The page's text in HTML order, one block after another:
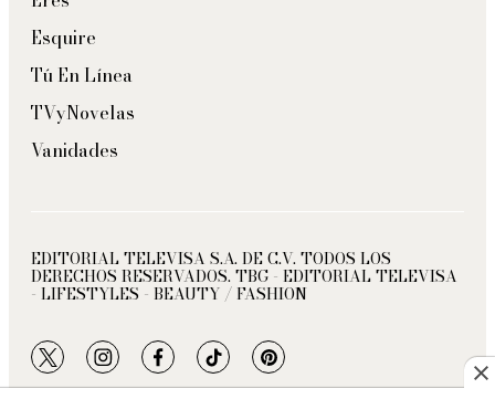
Esquire
Tú En Línea
TVyNovelas
Vanidades
EDITORIAL TELEVISA S.A. DE C.V. TODOS LOS
DERECHOS RESERVADOS. TBG - EDITORIAL TELEVISA
- LIFESTYLES - BEAUTY / FASHION
twitterinstagramfacebooktiktokpinterest